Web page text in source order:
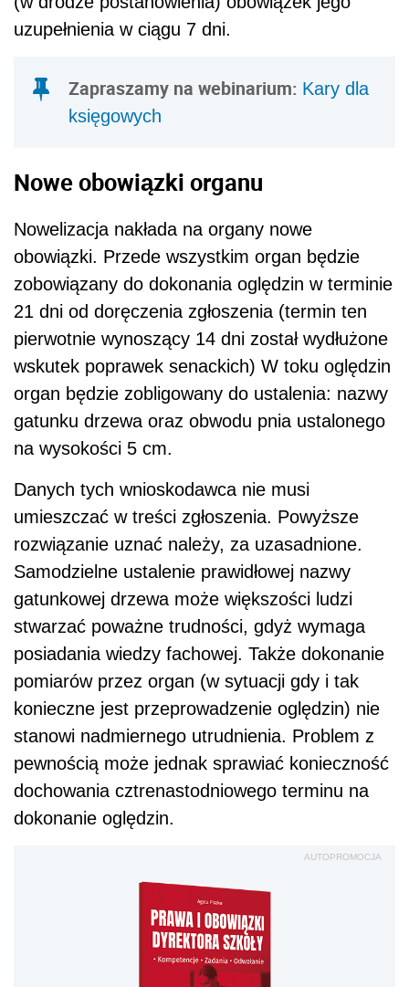
uzupełnienia w ciągu 7 dni.
Zapraszamy na webinarium: Kary dla
księgowych
Nowe obowiązki organu
Nowelizacja nakłada na organy nowe
obowiązki. Przede wszystkim organ będzie
zobowiązany do dokonania oględzin w terminie
21 dni od doręczenia zgłoszenia (termin ten
pierwotnie wynoszący 14 dni został wydłużone
wskutek poprawek senackich) W toku oględzin
organ będzie zobligowany do ustalenia: nazwy
gatunku drzewa oraz obwodu pnia ustalonego
na wysokości 5 cm.
Danych tych wnioskodawca nie musi
umieszczać w treści zgłoszenia. Powyższe
rozwiązanie uznać należy, za uzasadnione.
Samodzielne ustalenie prawidłowej nazwy
gatunkowej drzewa może większości ludzi
stwarzać poważne trudności, gdyż wymaga
posiadania wiedzy fachowej. Także dokonanie
pomiarów przez organ (w sytuacji gdy i tak
konieczne jest przeprowadzenie oględzin) nie
stanowi nadmiernego utrudnienia. Problem z
pewnością może jednak sprawiać konieczność
dochowania cztrenastodniowego terminu na
dokonanie oględzin.
AUTOPROMOCJA